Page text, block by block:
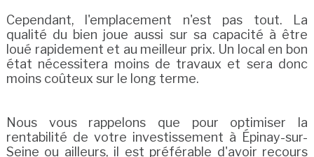
Cependant, l'emplacement n'est pas tout. La
qualité du bien joue aussi sur sa capacité à être
loué rapidement et au meilleur prix. Un local en bon
état nécessitera moins de travaux et sera donc
moins coûteux sur le long terme.
Nous vous rappelons que pour optimiser la
rentabilité de votre investissement à Épinay-sur-
Seine ou ailleurs, il est préférable d'avoir recours